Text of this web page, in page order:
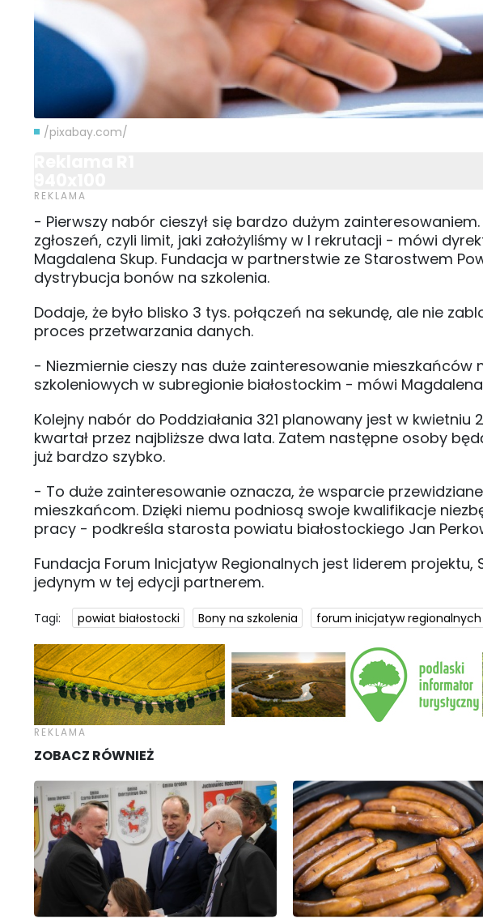
/pixabay.com/
- Pierwszy nabór cieszył się bardzo dużym
zgłoszeń, czyli limit, jaki założyliśmy w I rekrutacji - mówi
Magdalena Skup. Fundacja w partnerstwie ze Starostwem
dystrybucja bonów na szkolenia.
Dodaje, że było blisko 3 tys. połączeń na sekundę, ale nie
proces przetwarzania danych.
- Niezmiernie cieszy nas duże zainteresowanie
szkoleniowych w subregionie białostockim - mówi Magdalena
Kolejny nabór do Poddziałania 321 planowany jest w
kwartał przez najbliższe dwa lata. Zatem następne osoby
już bardzo szybko.
- To duże zainteresowanie oznacza, że wsparcie
mieszkańcom. Dzięki niemu podniosą swoje kwalifikacje
pracy - podkreśla starosta powiatu białostockiego Jan
Fundacja Forum Inicjatyw Regionalnych jest liderem
jedynym w tej edycji partnerem.
Tagi: powiat białostocki Bony na szkolenia forum inicjatyw regionalnych
ZOBACZ RÓWNIEŻ